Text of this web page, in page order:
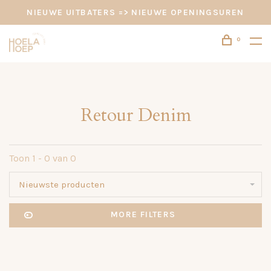
NIEUWE UITBATERS => NIEUWE OPENINGSUREN
0
Retour Denim
Toon 1 - 0 van 0
Nieuwste producten
MORE FILTERS